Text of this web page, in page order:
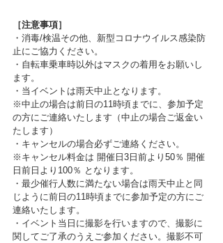
［注意事項］
・消毒/検温その他、新型コロナウイルス感染防
止にご協力ください。
・自転車乗車時以外はマスクの着用をお願いし
ます。
・当イベントは雨天中止となります。
※中止の場合は前日の11時頃までに、参加予定
の方にご連絡いたします（中止の場合ご返金い
たします）
・キャンセルの場合必ずご連絡ください。
※キャンセル料金は 開催日3日前より50％ 開催
日前日より100％ となります。
・最少催行人数に満たない場合は雨天中止と同
じように前日の11時頃までに参加予定の方にご
連絡いたします。
・イベント当日に撮影を行いますので、撮影に
関してご了承のうえご参加ください。撮影不可